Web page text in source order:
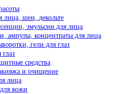
лица, шеи, декольте
эмульсии для лица
ампулы, концентраты для лица
гели для глаз
средства
и очищение
лица
кожи